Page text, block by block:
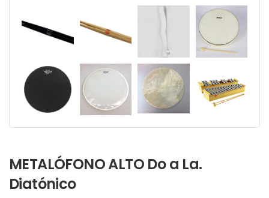
METALÓFONO ALTO Do a La.
Diatónico